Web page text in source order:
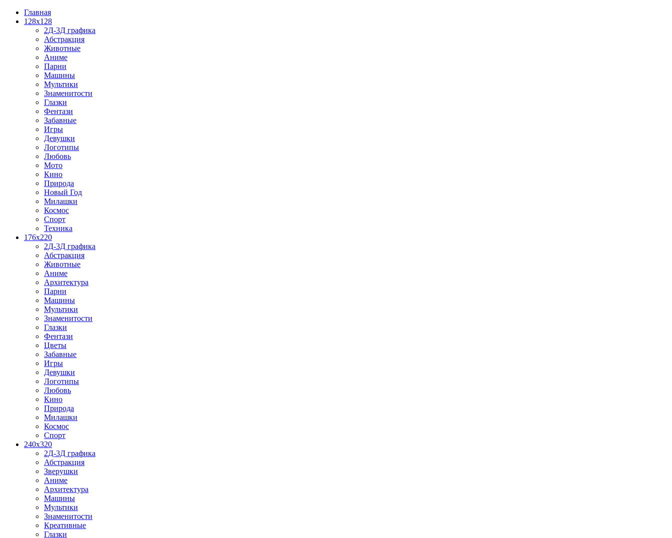
Главная
128x128
2Д-3Д графика
Абстракция
Животные
Аниме
Парни
Машины
Мультики
Знаменитости
Глазки
Фентази
Забавные
Игры
Девушки
Логотипы
Любовь
Мото
Кино
Природа
Новый Год
Милашки
Космос
Спорт
Техника
176x220
2Д-3Д графика
Абстракция
Животные
Аниме
Архитектура
Парни
Машины
Мультики
Знаменитости
Глазки
Фентази
Цветы
Забавные
Игры
Девушки
Логотипы
Любовь
Кино
Природа
Милашки
Космос
Спорт
240x320
2Д-3Д графика
Абстракция
Зверушки
Аниме
Архитектура
Машины
Мультики
Знаменитости
Креативные
Глазки